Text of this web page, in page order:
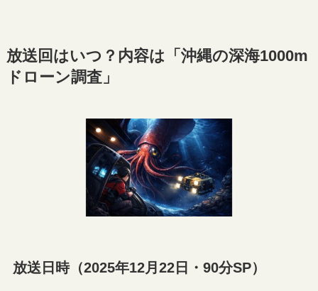
放送回はいつ？内容は「沖縄の深海1000m
ドローン調査」
放送日時（2025年12月22日・90分SP）